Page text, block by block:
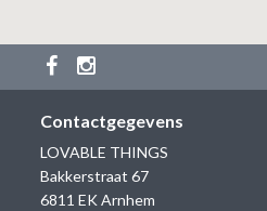
Contactgegevens
LOVABLE THINGS
Bakkerstraat 67
6811 EK Arnhem